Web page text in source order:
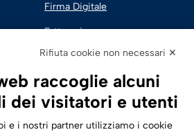
Firma Digitale
Fatturazione
Sicurezza Digitale
Cloud
Rifiuta cookie non necessari ✕
raccoglie alcuni
dei visitatori e utenti
e i nostri partner utilizziamo i cookie